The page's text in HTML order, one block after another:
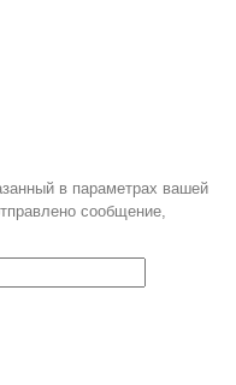
в параметрах вашей
сообщение,